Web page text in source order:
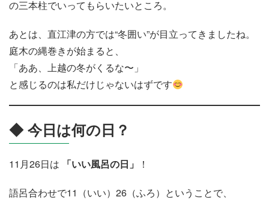
の三本柱でいってもらいたいところ。
あとは、直江津の方では“冬囲い”が目立ってきましたね。
庭木の縄巻きが始まると、
「ああ、上越の冬がくるな〜」
と感じるのは私だけじゃないはずです
◆ 今日は何の日？
11月26日は 「いい風呂の日」 ！
語呂合わせで11（いい）26（ふろ）ということで、